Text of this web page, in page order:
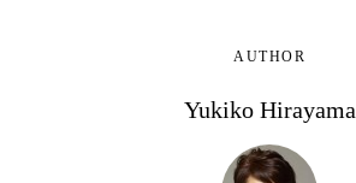
AUTHOR
Yukiko Hirayama